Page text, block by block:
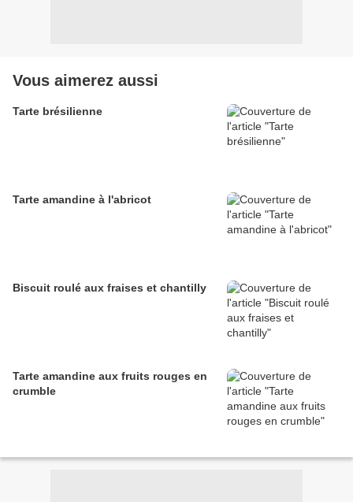
Vous aimerez aussi
Tarte brésilienne
Tarte amandine à l'abricot
Biscuit roulé aux fraises et chantilly
Tarte amandine aux fruits rouges en
crumble